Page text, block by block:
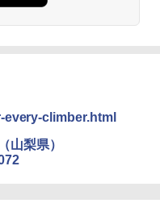
climber.html
山梨県）